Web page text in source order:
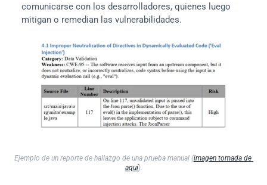
comunicarse con los desarrolladores, quienes luego
mitigan o remedian las vulnerabilidades.
Ejemplo de un reporte de hallazgo de una prueba manual (imagen tomada de
aquí).